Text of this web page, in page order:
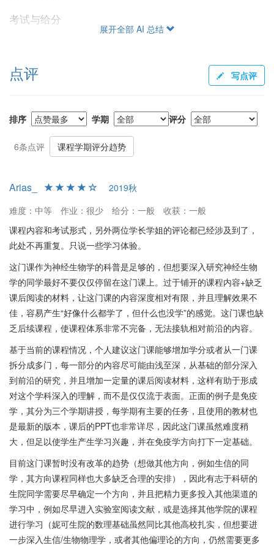
考试与给分
细致，需要提前复习。虽然考试难度较大，但大部分同学成绩合
理，只要努力复习，总评分数不会太差。
课后作业较少，主要依赖课堂和课本的复习。建议做课后思考题及
书本习题，尤其是陈老师部分，需要花更多脑力。
总的来说，这门课适合对神经科学有兴趣的学生，但需提前评估期
末复习时间。对于希望深入学习的学生，建议增加课程学分或拆分
展开全部 AI 总结
点评 写点评
排序 学期 评分
6条点评 课程学期评分趋势
Arias_
2019秋
难度：中等
作业：很少 给分：一般
收获：一般
课程内容和考试形式，另外两位学长学姐的评论都已经涉及到了，
此处不再重复。只说一些学习体验。
这门课作为神经生物学的科普是足够的，但想要深入研究神经生物
学的同学最好不要仅仅停留在这门课上。过于铺开的课程内容+缺乏
课后阅读的材料，让这门课的内容深度相对有限，并且理解效果不
佳，容易产生“好像什么都学了，但什么也没学”的感觉。这门课也缺
乏后续课程，使课程体系非常不完备，无法接轨相对前沿的内容。
基于当前的课程情况，个人建议这门课能够增加学分或者从一门课
拆分成多门，每一部分的内容尽可能由浅至深，从基础的部分深入
到前沿的研究，并且增加一定量的课后阅读材料，这样有助于形成
对这个学科深入的理解，而不是仅仅流于表面。正面的例子是免疫
学，其分为三个学期讲授，每学期有主要的任务，且使用的教材也
是最新的版本，课后的PPT也非常详尽，因此这门课虽然难度稍
大，但足以使学生产生学习兴趣，并在免疫学方向打下一定基础。
目前这门课暂时没有改革的趋势（想做其他方向，例如生信的同
学，其方向课程同样也大多缺乏合理的安排），因此有志于科研的
生院同学需要尽早确定一个方向，并且把精力更多投入其他渠道的
学习中，例如尽早进入实验室阅读文献，或是选择其他学院的课程
进行学习（妮可生院的数理基础虽然同比其他高校扎实，但想要进
一步深入生信/生物物理学，或者其他偏理论的方向，仍然需要更多